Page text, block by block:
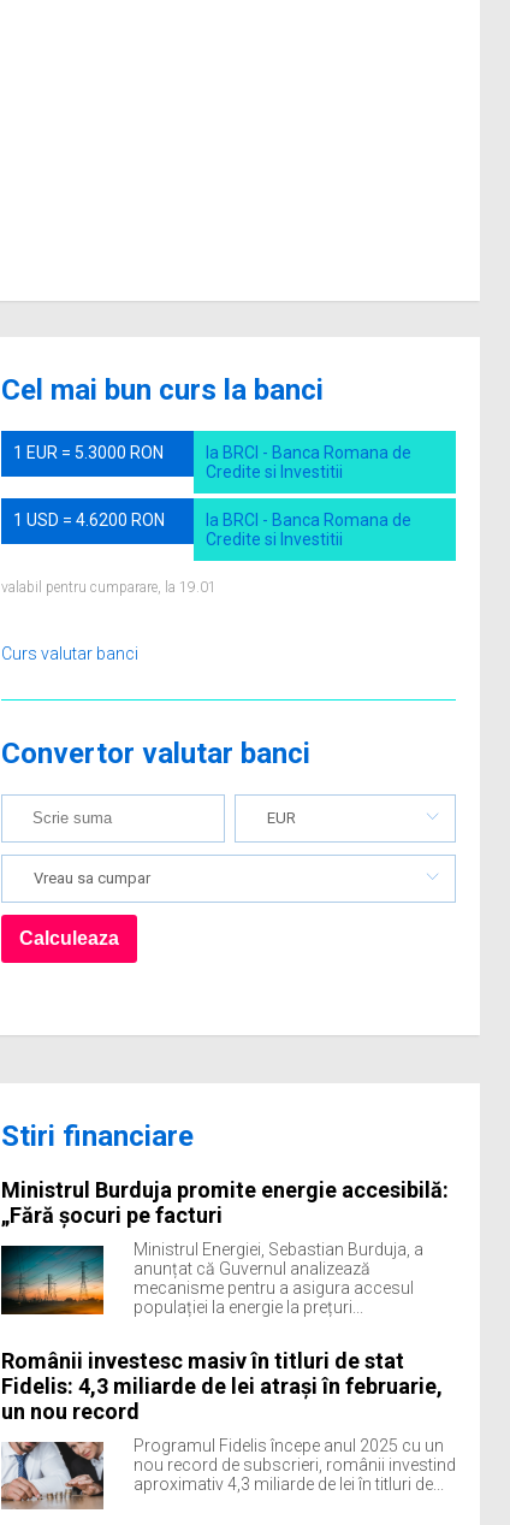
Cel mai bun curs la banci
1 EUR = 5.3000 RON
la BRCI - Banca Romana de
Credite si Investitii
1 USD = 4.6200 RON
la BRCI - Banca Romana de
Credite si Investitii
valabil pentru cumparare, la 19.01
Curs valutar banci
Convertor valutar banci
EUR
Vreau sa cumpar
Stiri financiare
Ministrul Burduja promite energie accesibilă:
„Fără șocuri pe facturi
Ministrul Energiei, Sebastian Burduja, a
anunțat că Guvernul analizează
mecanisme pentru a asigura accesul
populației la energie la prețuri...
Românii investesc masiv în titluri de stat
Fidelis: 4,3 miliarde de lei atrași în februarie,
un nou record
Programul Fidelis începe anul 2025 cu un
nou record de subscrieri, românii investind
aproximativ 4,3 miliarde de lei în titluri de...